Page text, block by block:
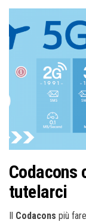
Codacons
tutelarci
Il Codacons più